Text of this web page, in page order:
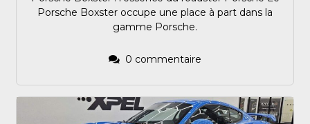
Porsche Boxster occupe une place à part dans la
gamme Porsche.
0 commentaire